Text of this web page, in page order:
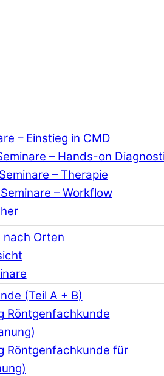
– Einstieg in CMD
– Hands-on
– Therapie
– Workflow
nach Orten
(Teil A + B)
Röntgenfachkunde
Röntgenfachkunde für